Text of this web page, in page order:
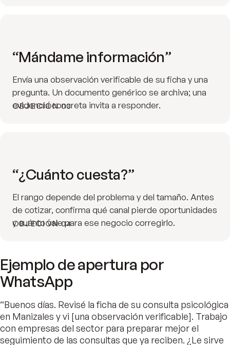
OBJECIÓN 03
“Mándame información”
Envía una observación verificable de su ficha y una
pregunta. Un documento genérico se archiva; una
evidencia concreta invita a responder.
OBJECIÓN 04
“¿Cuánto cuesta?”
El rango depende del problema y del tamaño. Antes
de cotizar, confirma qué canal pierde oportunidades
y cuánto vale para ese negocio corregirlo.
Ejemplo de apertura por
WhatsApp
“Buenos días. Revisé la ficha de su consulta psicológica
en Manizales y vi [una observación verificable]. Trabajo
con empresas del sector para preparar mejor el
seguimiento de las consultas que ya reciben. ¿Le sirve